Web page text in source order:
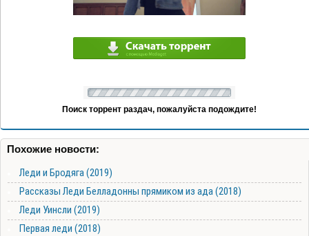
Поиск торрент раздач, пожалуйста подождите!
Похожие новости:
Леди и Бродяга (2019)
Рассказы Леди Белладонны прямиком из ада (2018)
Леди Уинсли (2019)
Первая леди (2018)